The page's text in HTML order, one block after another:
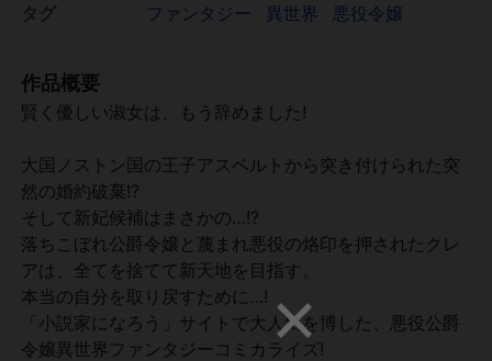
ファンタジー 異世界 悪役令嬢
作品概要
賢く優しい淑女は、もう辞めました!
大国ノストン国の王子アスベルトから突き付けられた突
然の婚約破棄!?
そして新妃候補はまさかの…!?
落ちこぼれ公爵令嬢と蔑まれ悪役の烙印を押されたクレ
アは、全てを捨てて新天地を目指す。
本当の自分を取り戻すために…!
「小説家になろう」サイトで大人気を博した、悪役公爵
令嬢異世界ファンタジーコミカライズ!